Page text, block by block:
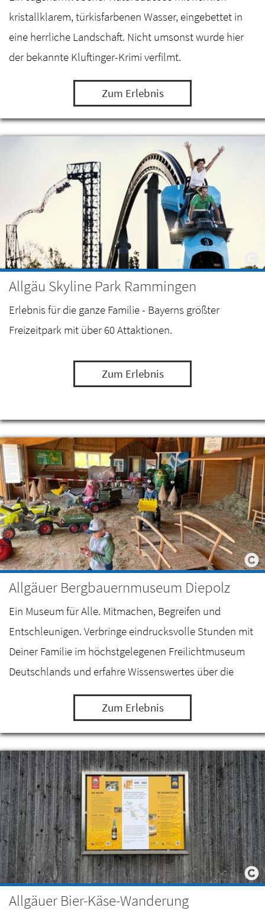
kristallklarem, türkisfarbenen Wasser, eingebettet in
eine herrliche Landschaft. Nicht umsonst wurde hier
der bekannte Kluftinger-Krimi verfilmt.
Zum Erlebnis
Allgäu Skyline Park Rammingen
Erlebnis für die ganze Familie - Bayerns größter
Freizeitpark mit über 60 Attaktionen.
Zum Erlebnis
Allgäuer Bergbauernmuseum Diepolz
Ein Museum für Alle. Mitmachen, Begreifen und
Entschleunigen. Verbringe eindrucksvolle Stunden mit
Deiner Familie im höchstgelegenen Freilichtmuseum
Deutschlands und erfahre Wissenswertes über die
Milch- und Alpwirtschaft im Allgäu.
Zum Erlebnis
Allgäuer Bier-Käse-Wanderung